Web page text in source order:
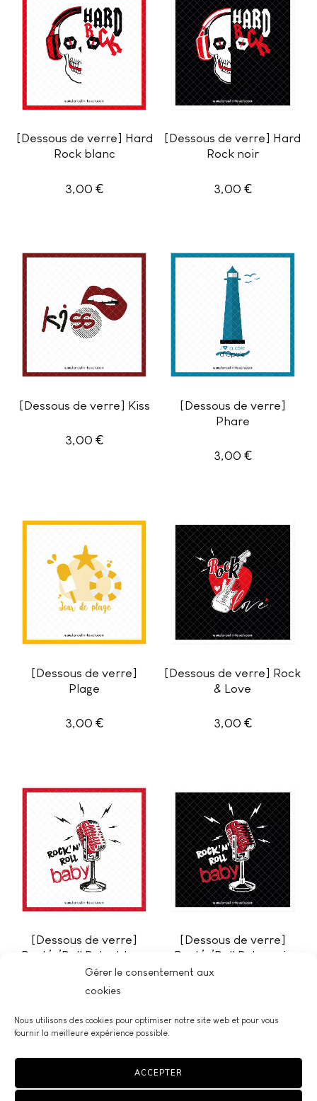
Gérer le consentement aux
cookies
Nous utilisons des cookies pour optimiser notre site web et pour vous
fournir la meilleure expérience possible.
ACCEPTER
[Dessous de verre] Hard
Rock blanc
3,00€
[Dessous de verre] Hard
Rock noir
3,00 €
[Dessous de verre] Kiss
3,00€
[Dessous de verre]
Phare
3,00 €
[Dessous de verre]
Plage
3,00€
[Dessous de verre] Rock
& Love
3,00 €
[Dessous de verre]
Rock’n’Roll Baby blanc
3,00€
[Dessous de verre]
Rock’n’Roll Baby noir
© La Célin' Touch - Céline Caux, infographiste et photographe -